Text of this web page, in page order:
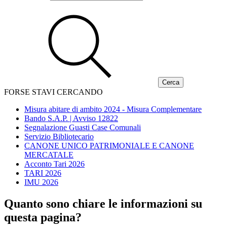
FORSE STAVI CERCANDO
Misura abitare di ambito 2024 - Misura Complementare
Bando S.A.P. | Avviso 12822
Segnalazione Guasti Case Comunali
Servizio Bibliotecario
CANONE UNICO PATRIMONIALE E CANONE
MERCATALE
Acconto Tari 2026
TARI 2026
IMU 2026
Quanto sono chiare le informazioni su
questa pagina?